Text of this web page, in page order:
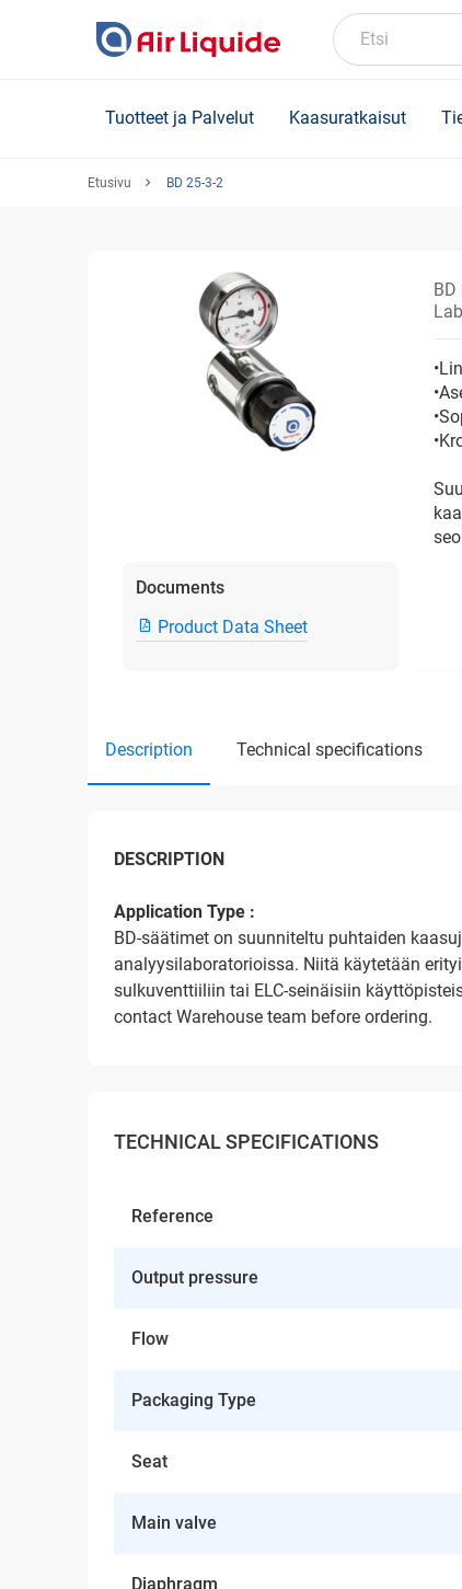
Etsi
Tuotteet ja Palvelut Kaasuratkaisut
Etusivu BD 25-3-2
Documents
Product Data Sheet
BD
description technical specifications
DESCRIPTION
Application Type :
BD-säätimet on suunniteltu puhtaiden
analyysilaboratorioissa. Niitä käytetään
sulkuventtiiliin tai ELC-seinäisiin
contact Warehouse team before ordering.
TECHNICAL SPECIFICATIONS
Reference
Output pressure
Flow
Packaging Type
Seat
Main valve
Diaphragm